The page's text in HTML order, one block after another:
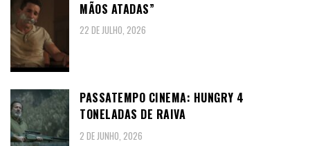
MÃOS ATADAS”
22 DE JULHO, 2026
PASSATEMPO CINEMA: HUNGRY 4
TONELADAS DE RAIVA
2 DE JUNHO, 2026